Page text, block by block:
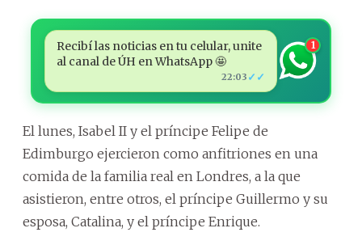
Recibí las noticias en tu celular, unite
al canal de ÚH en WhatsApp 🤩
22:03 ✓✓
1
El lunes, Isabel II y el príncipe Felipe de
Edimburgo ejercieron como anfitriones en una
comida de la familia real en Londres, a la que
asistieron, entre otros, el príncipe Guillermo y su
esposa, Catalina, y el príncipe Enrique.